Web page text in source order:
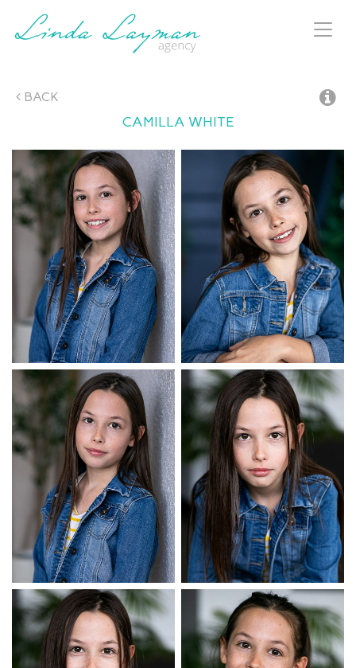
BACK
CAMILLA WHITE